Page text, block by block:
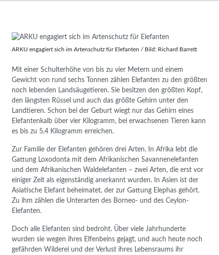
ARKU engagiert sich im Artenschutz für Elefanten / Bild: Richard Barrett
Mit einer Schulterhöhe von bis zu vier Metern und einem
Gewicht von rund sechs Tonnen zählen Elefanten zu den größten
noch lebenden Landsäugetieren. Sie besitzen den größten Kopf,
den längsten Rüssel und auch das größte Gehirn unter den
Landtieren. Schon bei der Geburt wiegt nur das Gehirn eines
Elefantenkalb über vier Kilogramm, bei erwachsenen Tieren kann
es bis zu 5,4 Kilogramm erreichen.
Zur Familie der Elefanten gehören drei Arten. In Afrika lebt die
Gattung Loxodonta mit dem Afrikanischen Savannenelefanten
und dem Afrikanischen Waldelefanten – zwei Arten, die erst vor
einiger Zeit als eigenständig anerkannt wurden. In Asien ist der
Asiatische Elefant beheimatet, der zur Gattung Elephas gehört.
Zu ihm zählen die Unterarten des Borneo- und des Ceylon-
Elefanten.
Doch alle Elefanten sind bedroht. Über viele Jahrhunderte
wurden sie wegen ihres Elfenbeins gejagt, und auch heute noch
gefährden Wilderei und der Verlust ihres Lebensraums ihr